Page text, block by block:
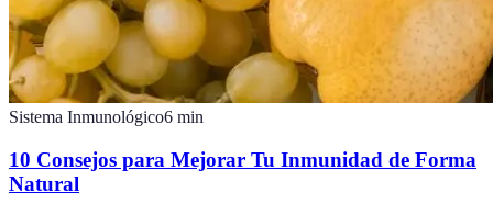
Sistema Inmunológico6 min
10 Consejos para Mejorar Tu Inmunidad de Forma
Natural